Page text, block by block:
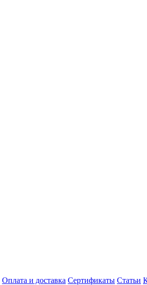
Оплата и доставка Сертификаты Статьи